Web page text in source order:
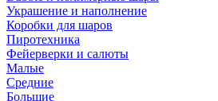
Украшение и наполнение
Коробки для шаров
Пиротехника
Фейерверки и салюты
Малые
Средние
Большие